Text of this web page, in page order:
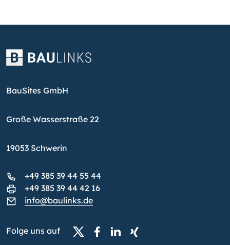
BauSites GmbH
Große Wasserstraße 22
19053 Schwerin
+49 385 39 44 55 44
+49 385 39 44 42 16
info@baulinks.de
Folge uns auf